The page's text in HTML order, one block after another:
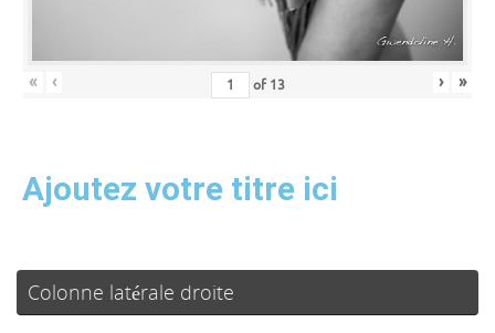
« ‹ of 13 › »
Ajoutez votre titre ici
Colonne latérale droite